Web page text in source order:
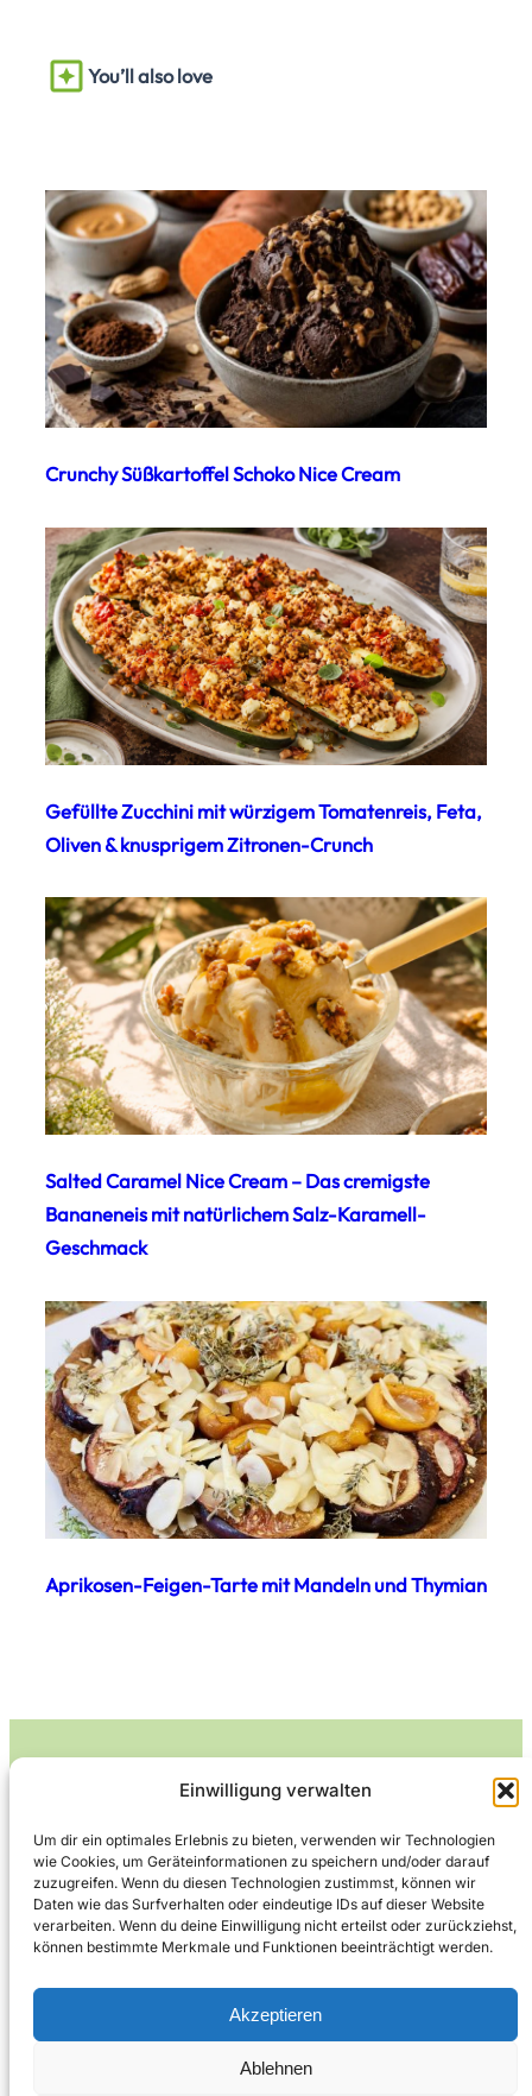
Einwilligung verwalten
Um dir ein optimales Erlebnis zu bieten, verwenden wir Technologien
wie Cookies, um Geräteinformationen zu speichern und/oder darauf
zuzugreifen. Wenn du diesen Technologien zustimmst, können wir
Daten wie das Surfverhalten oder eindeutige IDs auf dieser Website
verarbeiten. Wenn du deine Einwilligung nicht erteilst oder zurückziehst,
können bestimmte Merkmale und Funktionen beeinträchtigt werden.
Akzeptieren
Ablehnen
You’ll also love
Crunchy Süßkartoffel Schoko Nice Cream
Gefüllte Zucchini mit würzigem Tomatenreis, Feta,
Oliven & knusprigem Zitronen-Crunch
Salted Caramel Nice Cream – Das cremigste
Bananeneis mit natürlichem Salz-Karamell-
Geschmack
Aprikosen-Feigen-Tarte mit Mandeln und Thymian
Leckerlife
Lecker essen – gesund leben.
Kontakt